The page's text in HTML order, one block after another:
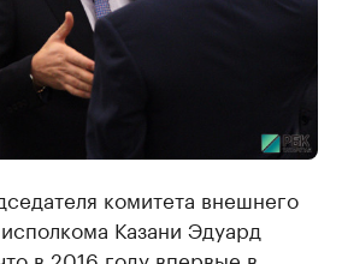
комитета внешнего
Казани Эдуард
в 2016 году впервые в